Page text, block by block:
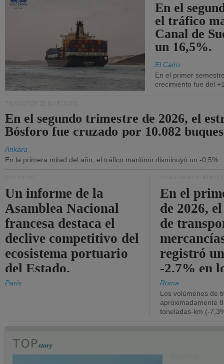
En el
el tráfico
Canal de
un 16,5%.
El Cairo
En el primer
crecimiento fue del
En el segundo trimestre de 2026, el
Bósforo fue cruzado por 10.082
Ankara
En la primera mitad del año, el tráfico marítimo disminuyó un -0,5%.
Un informe de la
Asamblea Nacional
francesa destaca el
declive competitivo del
ecosistema portuario
del Estado.
París
En el
de 2026,
de
registró
-2,7% en
Roma
Los volúmenes de
aproximadamente
toneladas-km (-